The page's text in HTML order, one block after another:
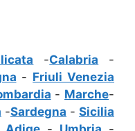
-Calabria -
- Friuli Venezia
- Marche-
-Sardegna - Sicilia